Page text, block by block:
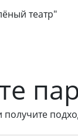
театр"
получите